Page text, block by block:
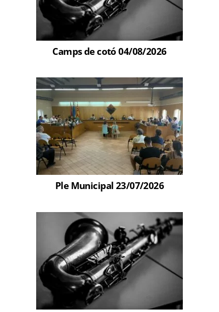
Camps de cotó 04/08/2026
Ple Municipal 23/07/2026